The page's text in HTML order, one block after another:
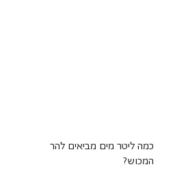
כמה ליטר מים מביאים להר
המכוש?